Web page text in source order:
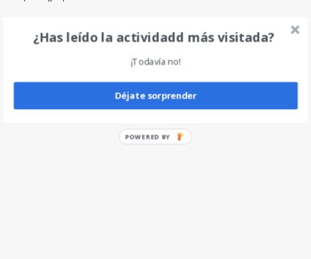
Deja un comentario
¿Has leído la actividadd más visitada?
¡Todavía no!
Déjate sorprender
POWERED BY